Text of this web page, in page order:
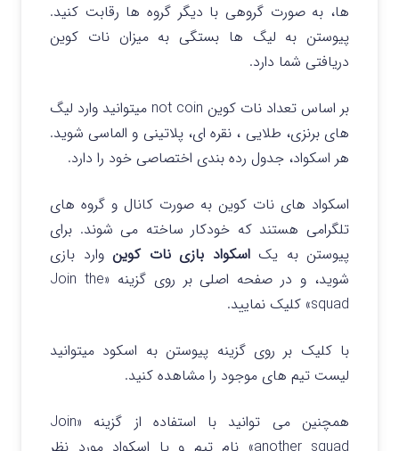
ها، به صورت گروهی با دیگر گروه ها رقابت کنید.
پیوستن به لیگ ها بستگی به میزان نات کوین
دریافتی شما دارد.
بر اساس تعداد نات کوین not coin میتوانید وارد لیگ
های برنزی، طلایی ، نقره ای، پلاتینی و الماسی شوید.
هر اسکواد، جدول رده بندی اختصاصی خود را دارد.
اسکواد های نات کوین به صورت کانال و گروه های
تلگرامی هستند که خودکار ساخته می شوند. برای
پیوستن به یکاسکواد بازی نات کوین وارد بازی
شوید، و در صفحه اصلی بر روی گزینه
«Join the
squad» کلیک نمایید.
با کلیک بر روی گزینه پیوستن به اسکود میتوانید
لیست تیم های موجود را مشاهده کنید.
همچنین می توانید با استفاده از گزینه «Join